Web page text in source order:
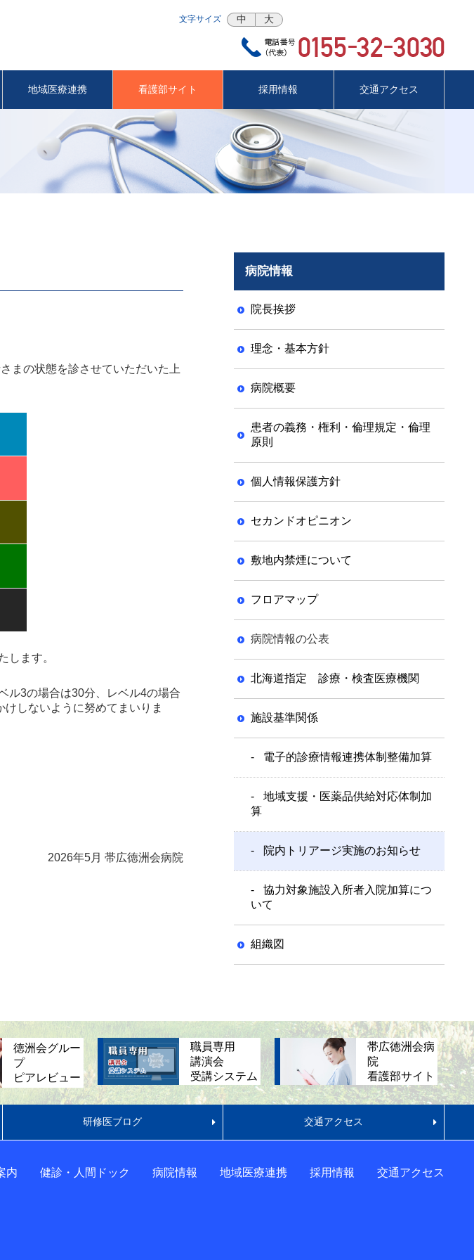
文字サイズ 中 大
地域医療連携 看護部サイト 採用情報 交通アクセス
まの状態を診させていただいた上
します。
ル3の場合は30分、レベル4の場合
しないように努めてまいりま
2026年5月 帯広徳洲会病院
病院情報
院長挨拶
理念・基本方針
病院概要
患者の義務・権利・倫理規定・倫理
原則
個人情報保護方針
セカンドオピニオン
敷地内禁煙について
フロアマップ
病院情報の公表
北海道指定 診療・検査医療機関
施設基準関係
電子的診療情報連携体制整備加算
地域支援・医薬品供給対応体制加
算
院内トリアージ実施のお知らせ
協力対象施設入所者入院加算につ
いて
組織図
徳洲会グルー
プ
ピアレビュー
職員専用
講演会
受講システム
帯広徳洲会病
院
看護部サイト
研修医ブログ 交通アクセス
内 健診・人間ドック 病院情報 地域医療連携 採用情報 交通アクセス